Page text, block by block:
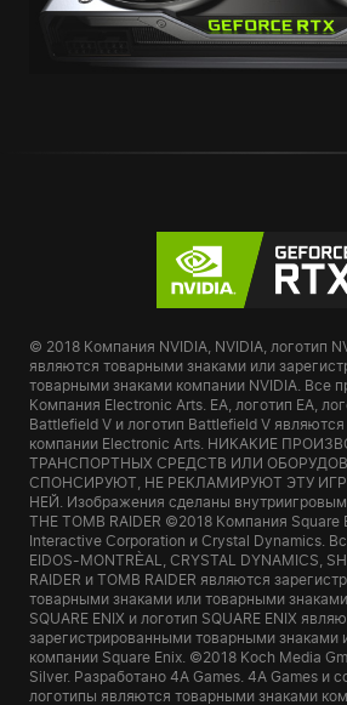
© 2018 Компания NVIDIA, NVIDIA, логотип
являются товарными знаками или
товарными знаками компании NVIDIA. Все
Компания Electronic Arts. EA, логотип EA,
Battlefield V и логотип Battlefield V
компании Electronic Arts. НИКАКИЕ
ТРАНСПОРТНЫХ СРЕДСТВ ИЛИ
СПОНСИРУЮТ, НЕ РЕКЛАМИРУЮТ ЭТУ
НЕЙ. Изображения сделаны
THE TOMB RAIDER ©2018 Компания Square
Interactive Corporation и Crystal Dynamics.
EIDOS-MONTRÈAL, CRYSTAL DYNAMICS,
RAIDER и TOMB RAIDER являются
товарными знаками или товарными
SQUARE ENIX и логотип SQUARE ENIX
зарегистрированными товарными знаками
компании Square Enix. ©2018 Koch Media
Silver. Разработано 4A Games. 4A Games и
логотипы являются товарными знаками